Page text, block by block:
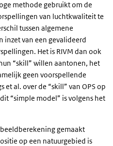
methode gebruikt om de
van luchtkwaliteit te
tussen algemene
inzet van een gevalideerd
Het is RIVM dan ook
“skill” willen aantonen, het
geen voorspellende
et al. over de “skill” van OPS op
“simple model” is volgens het
gemaakt
op een natuurgebied is